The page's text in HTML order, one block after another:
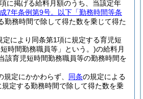
に掲げる給料月額のうち、当該定年
7年条例第9号。以下「勤務時間等条
勤務時間で除して得た数を乗じて得た
定により同条第1項に規定する育児短
時間勤務職員等」という。)の給料月
該育児短時間勤務職員等の勤務時間を
規定にかかわらず、 同条の規定による
規定する勤務時間で除して得た数を乗